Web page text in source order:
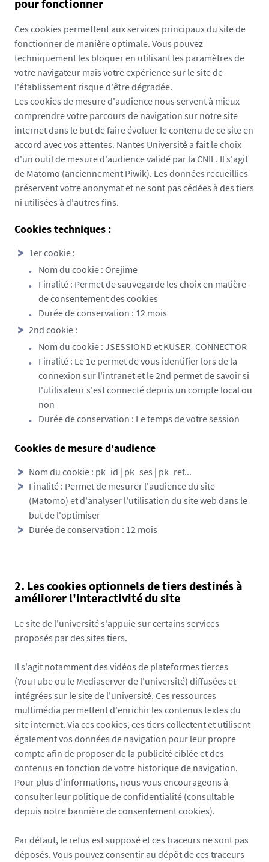
pour fonctionner
Ces cookies permettent aux services principaux du site de
fonctionner de manière optimale. Vous pouvez
techniquement les bloquer en utilisant les paramètres de
votre navigateur mais votre expérience sur le site de
l'établissement risque d'être dégradée.
Les cookies de mesure d'audience nous servent à mieux
comprendre votre parcours de navigation sur notre site
internet dans le but de faire évoluer le contenu de ce site en
accord avec vos attentes. Nantes Université a fait le choix
d'un outil de mesure d'audience validé par la CNIL. Il s'agit
de Matomo (anciennement Piwik). Les données recueillies
préservent votre anonymat et ne sont pas cédées à des tiers
ni utilisées à d'autres fins.
Cookies techniques :
1er cookie :
Nom du cookie : Orejime
Finalité : Permet de sauvegarde les choix en matière
de consentement des cookies
Durée de conservation : 12 mois
2nd cookie :
Nom du cookie : JSESSIOND et KUSER_CONNECTOR
Finalité : Le 1e permet de vous identifier lors de la
connexion sur l'intranet et le 2nd permet de savoir si
l'utilisateur s'est connecté depuis un compte local ou
non
Durée de conservation : Le temps de votre session
Cookies de mesure d'audience
Nom du cookie : pk_id | pk_ses | pk_ref...
Finalité : Permet de mesurer l'audience du site
(Matomo) et d'analyser l'utilisation du site web dans le
but de l'optimiser
Durée de conservation : 12 mois
2. Les cookies optionnels de tiers destinés à
améliorer l'interactivité du site
Le site de l'université s'appuie sur certains services
proposés par des sites tiers.
Il s'agit notamment des vidéos de plateformes tierces
(YouTube ou le Mediaserver de l'université) diffusées et
intégrées sur le site de l'université. Ces ressources
multimédia permettent d'enrichir les contenus textes du
site internet. Via ces cookies, ces tiers collectent et utilisent
également vos données de navigation pour leur propre
compte afin de proposer de la publicité ciblée et des
contenus en fonction de votre historique de navigation.
Pour plus d'informations, nous vous encourageons à
consulter leur politique de confidentialité (consultable
depuis notre bannière de consentement cookies).
Par défaut, le refus est supposé et ces traceurs ne sont pas
déposés. Vous pouvez consentir au dépôt de ces traceurs